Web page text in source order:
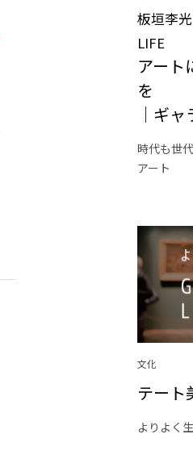
板垣李
LIFE
アート
を
｜ギ
時代も世
アート
文化
テート
よりよく